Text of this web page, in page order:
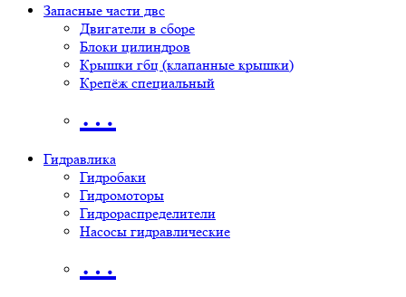
Запасные части двс
Двигатели в сборе
Блоки цилиндров
Крышки гбц (клапанные крышки)
Крепёж специальный
…
Гидравлика
Гидробаки
Гидромоторы
Гидрораспределители
Насосы гидравлические
…